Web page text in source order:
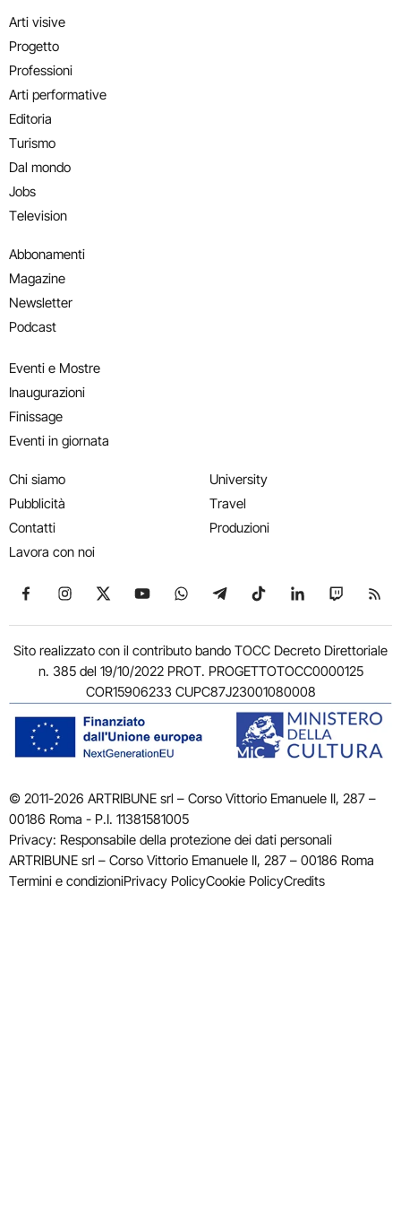
Arti visive
Progetto
Professioni
Arti performative
Editoria
Turismo
Dal mondo
Jobs
Television
Abbonamenti
Magazine
Newsletter
Podcast
Eventi e Mostre
Inaugurazioni
Finissage
Eventi in giornata
Chi siamo
Pubblicità
Contatti
Lavora con noi
University
Travel
Produzioni
Seguici su Facebook
Seguici su Instagram
Seguici su X
Seguici su YouTube
Seguici su WhatsApp
Seguici su Telegram
Seguici su TikTok
Seguici su
Seguici
Sito realizzato con il contributo bando TOCC Decreto Direttoriale
n. 385 del 19/10/2022 PROT. PROGETTOTOCC0000125
COR15906233 CUPC87J23001080008
© 2011-2026 ARTRIBUNE srl – Corso Vittorio Emanuele II, 287 –
00186 Roma - P.I. 11381581005
Privacy: Responsabile della protezione dei dati personali
ARTRIBUNE srl – Corso Vittorio Emanuele II, 287 – 00186 Roma
Termini e condizioniPrivacy PolicyCookie PolicyCredits